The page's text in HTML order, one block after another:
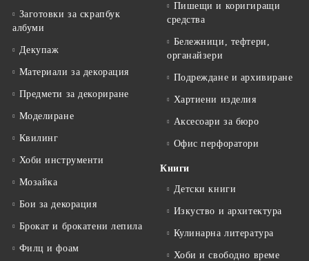
Заготовки за скрапбук
албуми
Декупаж
Материали за декорация
Предмети за декориране
Моделиране
Квилинг
Хоби инструменти
Мозайка
Бои за декорация
Брокат и брокатени лепила
Филц и фоам
Пишещи и коригиращи
средства
Бележници, тефтери,
органайзери
Подреждане и архивиране
Хартиени изделия
Аксесоари за бюро
Офис перфоратори
Книги
Детски книги
Изкуство и архитектура
Кулинарна литература
Хоби и свободно време